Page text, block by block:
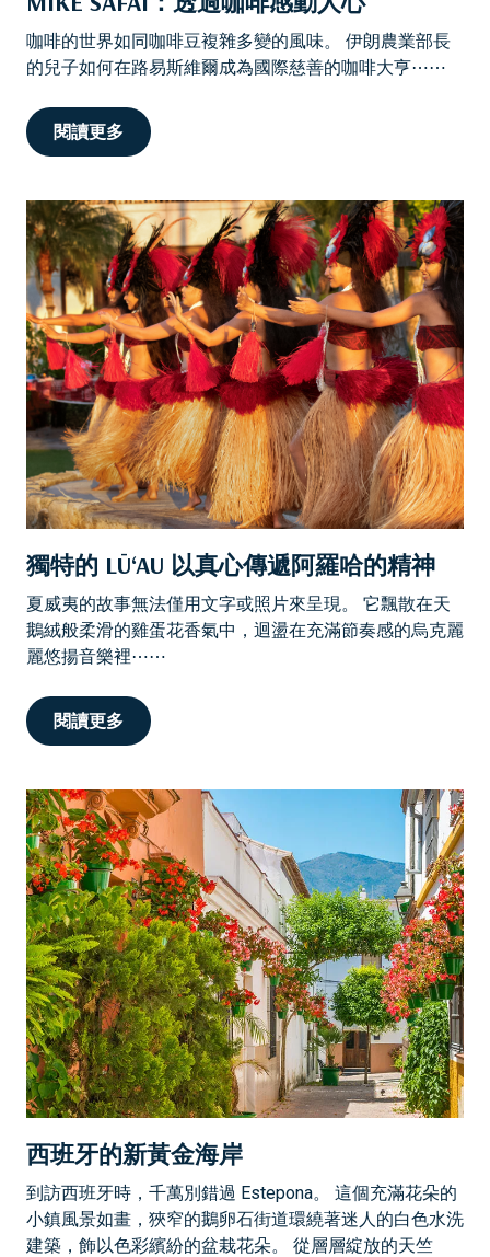
咖啡的世界如同咖啡豆複雜多變的風味。 伊朗農業部長
的兒子如何在路易斯維爾成為國際慈善的咖啡大亨⋯⋯
閱讀更多
獨特的 LŪ‘AU 以真心傳遞阿羅哈的精神
夏威夷的故事無法僅用文字或照片來呈現。 它飄散在天
鵝絨般柔滑的雞蛋花香氣中，迴盪在充滿節奏感的烏克麗
麗悠揚音樂裡⋯⋯
閱讀更多
西班牙的新黃金海岸
到訪西班牙時，千萬別錯過 Estepona。 這個充滿花朵的
小鎮風景如畫，狹窄的鵝卵石街道環繞著迷人的白色水洗
建築，飾以色彩繽紛的盆栽花朵。 從層層綻放的天竺